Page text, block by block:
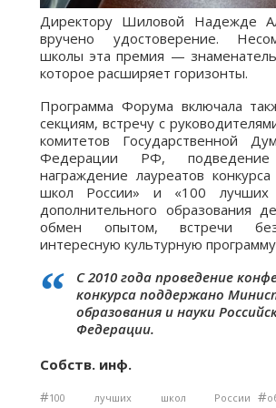
Директору Шиловой Надежде
вручено удостоверение.
школы эта премия —
которое расширяет горизонты.
Программа Форума включала
секциям, встречу с
комитетов Государственной
Федерации РФ,
награждение лауреатов
школ России» и «100 лучших
дополнительного образования
обмен опытом, встречи без
интересную культурную
С 2010 года проведение
конкурса поддержано
образования и науки
Федерации.
Собств. инф.
#100 лучших школ России #